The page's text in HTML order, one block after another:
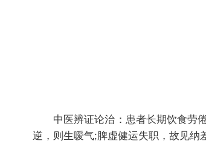
中医辨证论治：患者长期饮食劳倦
逆，则生嗳气;脾虚健运失职，故见纳